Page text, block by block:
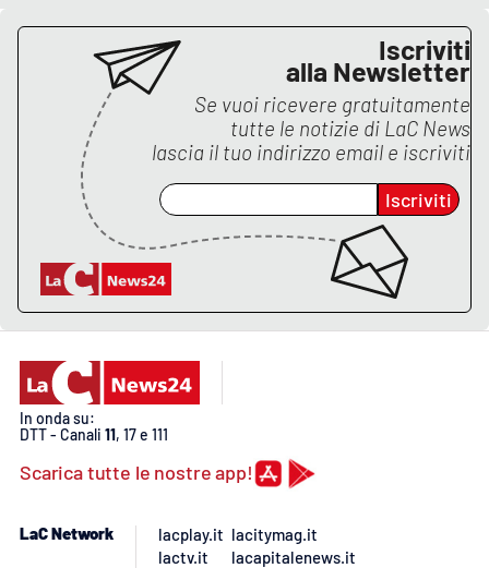
LAC
Lacplay.it
Lactv.it
Laconair.it
Lacitymag.it
Lacapitalenews.it
Ilreggino.it
Cosenzachannel.it
Ilvibonese.it
Catanzarochannel.it
Iscriviti
alla Newsletter
Se vuoi ricevere gratuitamente
tutte le notizie di LaC News
lascia il tuo indirizzo email e iscriviti
Iscriviti
In onda su:
DTT - Canali 11, 17 e 111
Scarica tutte le nostre app!
LaC Network
lacplay.it
lactv.it
lacitymag.it
lacapitalenews.it